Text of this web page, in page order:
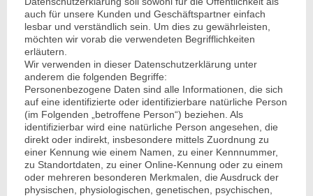
auch für unsere Kunden und Geschäftspartner einfach
lesbar und verständlich sein. Um dies zu gewährleisten,
möchten wir vorab die verwendeten Begrifflichkeiten
erläutern.
Wir verwenden in dieser Datenschutzerklärung unter
anderem die folgenden Begriffe:
Personenbezogene Daten sind alle Informationen, die sich
auf eine identifizierte oder identifizierbare natürliche Person
(im Folgenden „betroffene Person“) beziehen. Als
identifizierbar wird eine natürliche Person angesehen, die
direkt oder indirekt, insbesondere mittels Zuordnung zu
einer Kennung wie einem Namen, zu einer Kennnummer,
zu Standortdaten, zu einer Online-Kennung oder zu einem
oder mehreren besonderen Merkmalen, die Ausdruck der
physischen, physiologischen, genetischen, psychischen,